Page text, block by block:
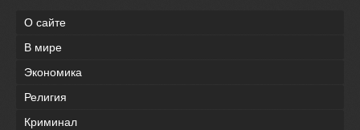
О сайте
В мире
Экономика
Религия
Криминал